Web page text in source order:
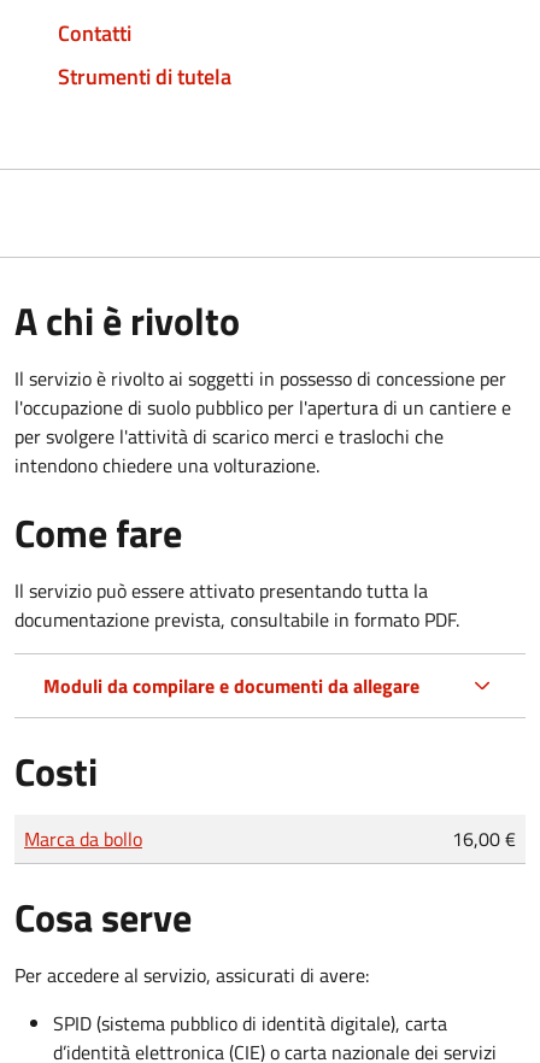
Contatti
Strumenti di tutela
A chi è rivolto
Il servizio è rivolto ai soggetti in possesso di concessione per
l'occupazione di suolo pubblico per l'apertura di un cantiere e
per svolgere l'attività di scarico merci e traslochi che
intendono chiedere una volturazione.
Come fare
Il servizio può essere attivato presentando tutta la
documentazione prevista, consultabile in formato PDF.
Moduli da compilare e documenti da allegare
Costi
Tipo di pagamento
Importo
Marca da bollo 16,00 €
Cosa serve
Per accedere al servizio, assicurati di avere:
SPID (sistema pubblico di identità digitale), carta
d’identità elettronica (CIE) o carta nazionale dei servizi